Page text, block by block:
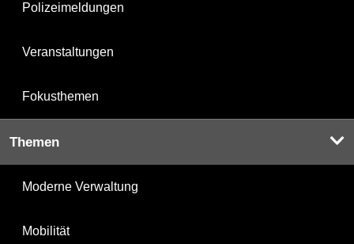
Polizeimeldungen
Veranstaltungen
Fokusthemen
Themen
Moderne Verwaltung
Mobilität